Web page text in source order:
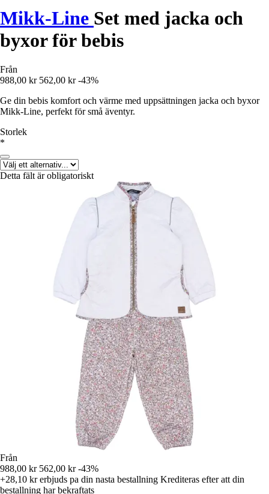
Mikk-Line Set med jacka och
byxor för bebis
Från
988,00 kr 562,00 kr -43%
Ge din bebis komfort och värme med uppsättningen jacka och byxor
Mikk-Line, perfekt för små äventyr.
Storlek
*
Detta fält är obligatoriskt
Från
988,00 kr 562,00 kr -43%
+28,10 krerbjuds pa din nasta bestallning Krediteras efter att din
bestallning har bekraftats